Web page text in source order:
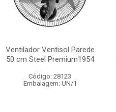
Ventilador Ventisol Parede
50 cm Steel Premium1954
Código: 28123
Embalagem: UN/1